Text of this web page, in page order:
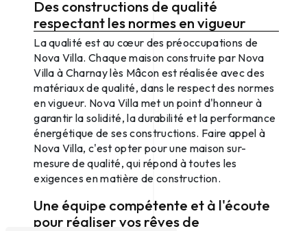
Des constructions de qualité
respectant les normes en vigueur
La qualité est au cœur des préoccupations de
Nova Villa. Chaque maison construite par Nova
Villa à Charnay lès Mâcon est réalisée avec des
matériaux de qualité, dans le respect des normes
en vigueur. Nova Villa met un point d'honneur à
garantir la solidité, la durabilité et la performance
énergétique de ses constructions. Faire appel à
Nova Villa, c'est opter pour une maison sur-
mesure de qualité, qui répond à toutes les
exigences en matière de construction.
Une équipe compétente et à l'écoute
pour réaliser vos rêves de